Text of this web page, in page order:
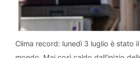
Clima record: lunedì 3 luglio è stato